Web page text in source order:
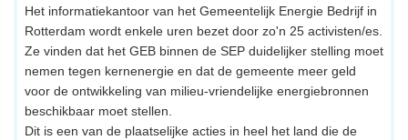
Het informatiekantoor van het Gemeentelijk Energie Bedrijf in
Rotterdam wordt enkele uren bezet door zo'n 25 activisten/es.
Ze vinden dat het GEB binnen de SEP duidelijker stelling moet
nemen tegen kernenergie en dat de gemeente meer geld
voor de ontwikkeling van milieu-vriendelijke energiebronnen
beschikbaar moet stellen.
Dit is een van de plaatselijke acties in heel het land die de